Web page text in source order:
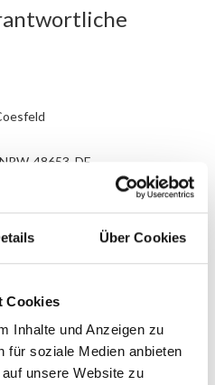
Über Cookies
Cookies
Inhalte und Anzeigen zu
für soziale Medien anbieten
unsere Website zu
48653, DE
unserer